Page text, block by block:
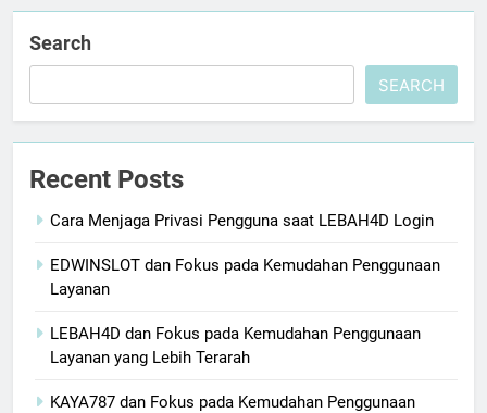
Search
SEARCH
Recent Posts
Cara Menjaga Privasi Pengguna saat LEBAH4D Login
EDWINSLOT dan Fokus pada Kemudahan Penggunaan
Layanan
LEBAH4D dan Fokus pada Kemudahan Penggunaan
Layanan yang Lebih Terarah
KAYA787 dan Fokus pada Kemudahan Penggunaan